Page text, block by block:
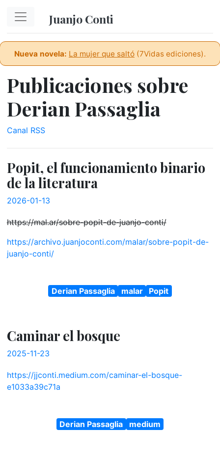
Juanjo Conti
Nueva novela: La mujer que saltó (7Vidas ediciones).
Publicaciones sobre
Derian Passaglia
Canal RSS
Popit, el funcionamiento binario
de la literatura
2026-01-13
https://mal.ar/sobre-popit-de-juanjo-conti/
https://archivo.juanjoconti.com/malar/sobre-popit-de-
juanjo-conti/
Derian Passaglia malar Popit
Caminar el bosque
2025-11-23
https://jjconti.medium.com/caminar-el-bosque-
e1033a39c71a
Derian Passaglia medium